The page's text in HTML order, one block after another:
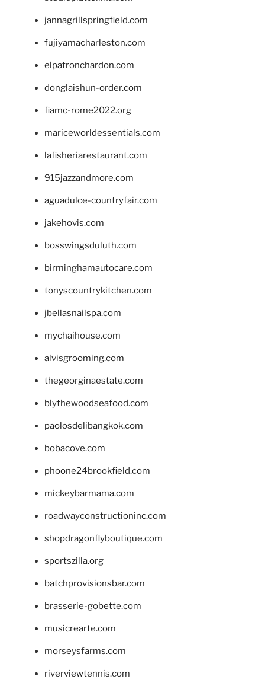
jannagrillspringfield.com
fujiyamacharleston.com
elpatronchardon.com
donglaishun-order.com
fiamc-rome2022.org
mariceworldessentials.com
lafisheriarestaurant.com
915jazzandmore.com
aguadulce-countryfair.com
jakehovis.com
bosswingsduluth.com
birminghamautocare.com
tonyscountrykitchen.com
jbellasnailspa.com
mychaihouse.com
alvisgrooming.com
thegeorginaestate.com
blythewoodseafood.com
paolosdelibangkok.com
bobacove.com
phoone24brookfield.com
mickeybarmama.com
roadwayconstructioninc.com
shopdragonflyboutique.com
sportszilla.org
batchprovisionsbar.com
brasserie-gobette.com
musicrearte.com
morseysfarms.com
riverviewtennis.com